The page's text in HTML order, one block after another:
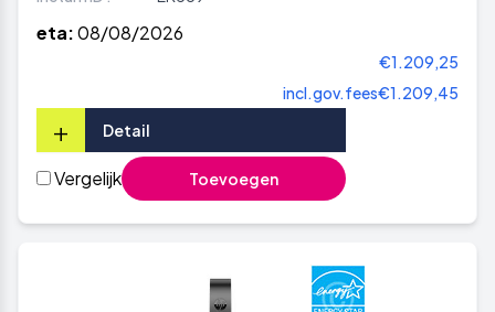
eta:08/08/2026
€1.209,25
incl.gov.fees€1.209,45
+ Detail
Vergelijk Toevoegen